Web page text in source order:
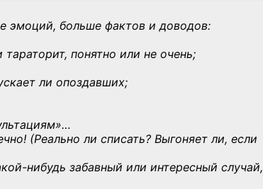
эмоций, больше фактов и доводов:
понятно или не очень;
ли опоздавших;
…
(Реально ли списать? Выгоняет ли, если
нибудь забавный или интересный случай,